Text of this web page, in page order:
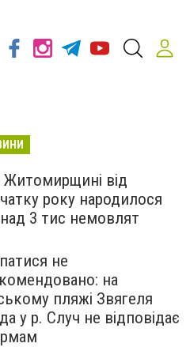
Житомирщині від
року народилося
3 тис немовлят
не
на
пляжі Звягеля
у р. Случ не відповідає